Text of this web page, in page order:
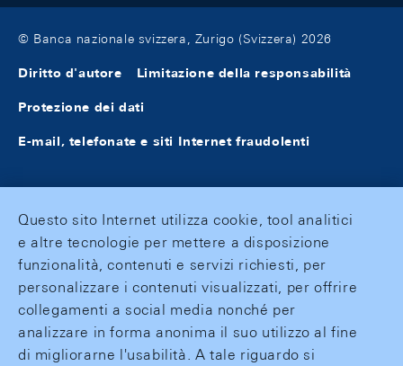
© Banca nazionale svizzera, Zurigo (Svizzera) 2026
Diritto d'autore Limitazione della responsabilità
Protezione dei dati
E-mail, telefonate e siti Internet fraudolenti
Questo sito Internet utilizza cookie, tool analitici
e altre tecnologie per mettere a disposizione
funzionalità, contenuti e servizi richiesti, per
personalizzare i contenuti visualizzati, per offrire
collegamenti a social media nonché per
analizzare in forma anonima il suo utilizzo al fine
di migliorarne l'usabilità. A tale riguardo si